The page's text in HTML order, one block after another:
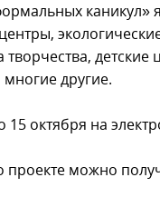
каникул»
творчества,
другие.
октября на
можно